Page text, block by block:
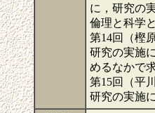
に，研究の
倫理と科学
第14回（樫
研究の実施
めるなかで
第15回（平
研究の実施